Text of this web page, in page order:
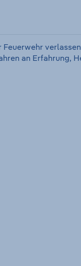
Feuerwehr
an Erfahrung,